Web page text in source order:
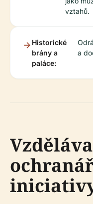
vztahů.
Historické
brány a
paláce:
a